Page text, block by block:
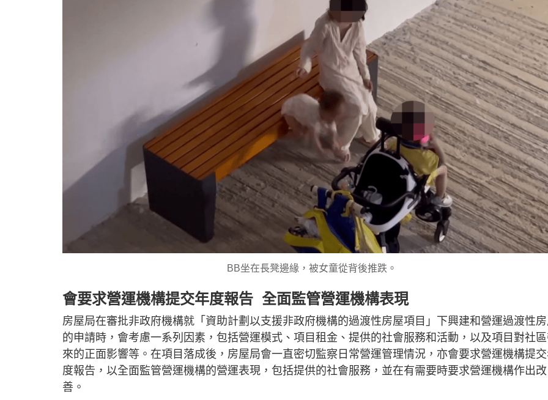
BB坐在長凳邊緣，被女童從背後推跌。
會要求營運機構提交年度報告 全面監管營運機構表現
房屋局在審批非政府機構就「資助計劃以支援非政府機構的過渡性房屋項目」下興建和營運過渡性
的申請時，會考慮一系列因素，包括營運模式、項目租金、提供的社會服務和活動，以及項目對社
來的正面影響等。在項目落成後，房屋局會一直密切監察日常營運管理情況，亦會要求營運機構提
度報告，以全面監管營運機構的營運表現，包括提供的社會服務，並在有需要時要求營運機構作出改
善。